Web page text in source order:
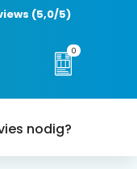
(5,0/5)
0
nodig?